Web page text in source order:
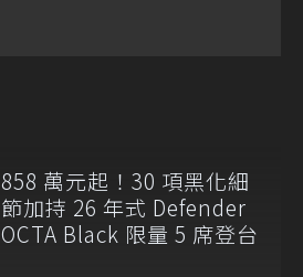
858 萬元起！30 項黑化細
節加持 26 年式 Defender
OCTA Black 限量 5 席登台